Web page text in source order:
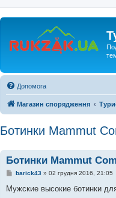
Допомога
Магазин спорядження
Ботинки Mammut
Ботинки Mammut
П
в
і
barick43» 02 грудня 2016, 21:05
Мужские высокие ботинки